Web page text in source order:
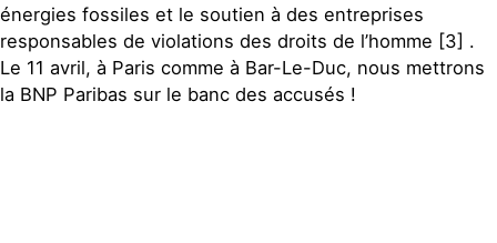
énergies fossiles et le soutien à des entreprises
responsables de violations des droits de l’homme [3] .
Le 11 avril, à Paris comme à Bar-Le-Duc, nous mettrons
la BNP Paribas sur le banc des accusés !